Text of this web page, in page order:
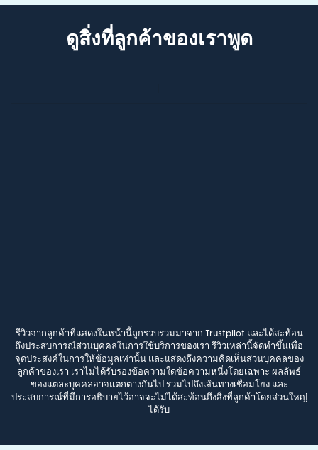
ดูสิ่งที่ลูกค้าของเราพูด
รีวิวจากลูกค้าที่แสดงในหน้านี้ถูกรวบรวมมาจาก Trustpilot และได้สะท้อน
ถึงประสบการณ์ส่วนบุคคลในการใช้บริการของเรา รีวิวเหล่านี้จัดทำขึ้นเพื่อ
จุดประสงค์ในการให้ข้อมูลเท่านั้น และแสดงถึงความคิดเห็นส่วนบุคคลของ
ลูกค้าของเรา เราไม่ได้รับรองข้อความใดข้อความหนึ่งโดยเฉพาะ ผลลัพธ์
ของแต่ละบุคคลอาจแตกต่างกันไป รวมไปถึงเส้นทางเชื่อมโยง และ
ประสบการณ์ที่มีการอธิบายไว้อาจจะไม่ได้สะท้อนถึงสิ่งที่ลูกค้าโดยส่วนใหญ่
ได้รับ